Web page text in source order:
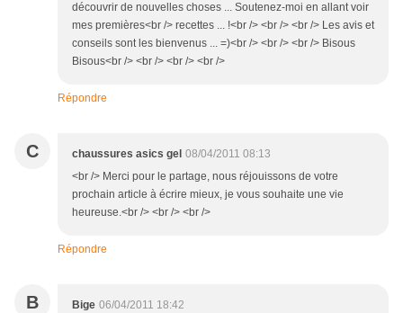
découvrir de nouvelles choses ... Soutenez-moi en allant voir
mes premières<br /> recettes ... !<br /> <br /> <br /> Les avis et
conseils sont les bienvenus ... =)<br /> <br /> <br /> Bisous
Bisous<br /> <br /> <br /> <br />
Répondre
C chaussures asics gel 08/04/2011 08:13
<br /> Merci pour le partage, nous réjouissons de votre
prochain article à écrire mieux, je vous souhaite une vie
heureuse.<br /> <br /> <br />
Répondre
B Bige 06/04/2011 18:42